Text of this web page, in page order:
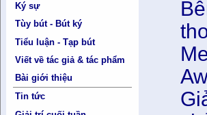
Ký sự
Tùy bút - Bút ký
Tiểu luận - Tạp bút
Viết về tác giả & tác phẩm
Bài giới thiệu
Tin tức